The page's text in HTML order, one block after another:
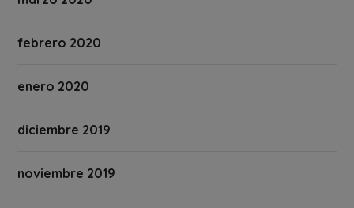
febrero 2020
enero 2020
diciembre 2019
noviembre 2019